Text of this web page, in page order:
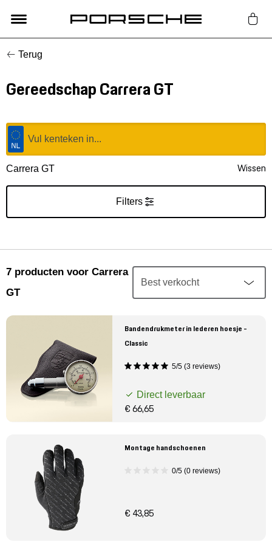
Lifestyle
Auto Accessoires
Classic
Nieuw
Mijn account
Meer Porsche
Porsche informatie
Terug
Gereedschap Carrera GT
Carrera GT Wissen
Filters
7 producten voor Carrera
GT
Bandendrukmeter in lederen hoesje -
Classic
5/5 (3 reviews)
Direct leverbaar
€ 66,65
Montage handschoenen
0/5 (0 reviews)
€ 43,85